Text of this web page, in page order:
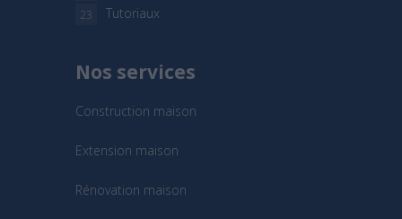
Tutoriaux
23
Nos services
Construction maison
Extension maison
Rénovation maison